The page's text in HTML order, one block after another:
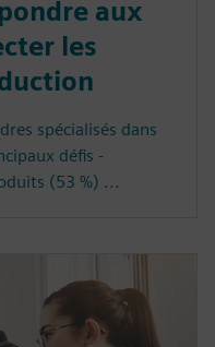
aux
les
spécialisés dans
défis -
(53 %) ...